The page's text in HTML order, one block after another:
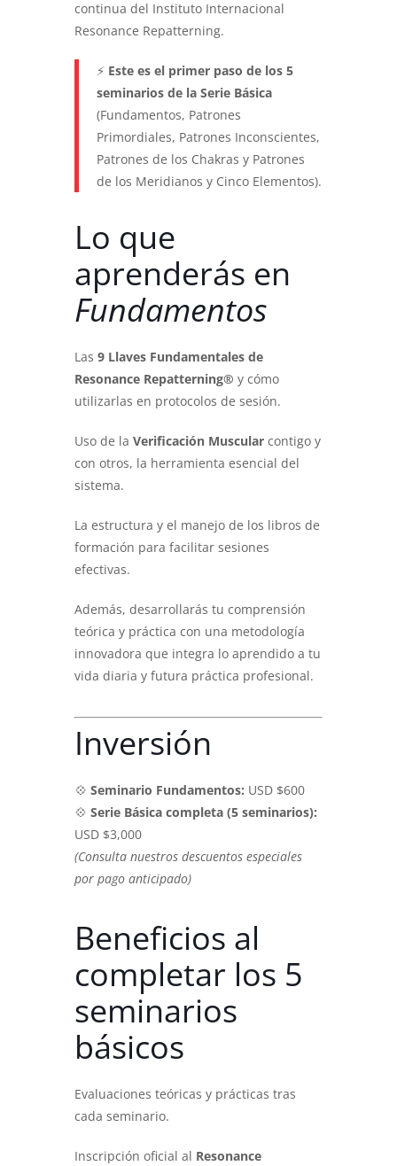
continua del Instituto Internacional
Resonance Repatterning.
⚡ Este es el primer paso de los 5
seminarios de la Serie Básica
(Fundamentos, Patrones
Primordiales, Patrones Inconscientes,
Patrones de los Chakras y Patrones
de los Meridianos y Cinco Elementos).
Lo que
aprenderás en
Fundamentos
Las 9 Llaves Fundamentales de
Resonance Repatterning® y cómo
utilizarlas en protocolos de sesión.
Uso de la Verificación Muscular contigo y
con otros, la herramienta esencial del
sistema.
La estructura y el manejo de los libros de
formación para facilitar sesiones
efectivas.
Además, desarrollarás tu comprensión
teórica y práctica con una metodología
innovadora que integra lo aprendido a tu
vida diaria y futura práctica profesional.
Inversión
💠 Seminario Fundamentos: USD $600
💠 Serie Básica completa (5 seminarios):
USD $3,000
(Consulta nuestros descuentos especiales
por pago anticipado)
Beneficios al
completar los 5
seminarios
básicos
Evaluaciones teóricas y prácticas tras
cada seminario.
Inscripción oficial al Resonance